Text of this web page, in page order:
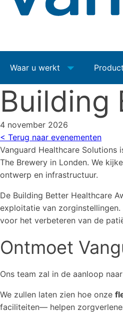
Waar u werkt
Building
4 november 2026
< Terug naar evenementen
Vanguard Healthcare
The Brewery in Londen. We
ontwerp en infrastructuur.
De Building Better Healthcare
exploitatie van
voor het verbeteren van de
Ontmoet
Ons team zal in de aanloop
We zullen laten zien hoe onze
faciliteiten— helpen